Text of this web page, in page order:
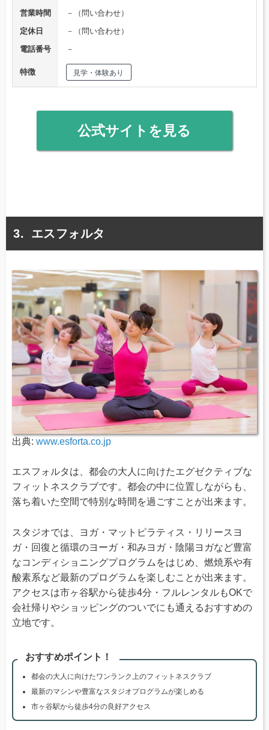
営業時間
－（問い合わせ）
定休日
－（問い合わせ）
電話番号
－
特徴 見学・体験あり
公式サイトを見る
エスフォルタ
出典: www.esforta.co.jp
エスフォルタは、都会の大人に向けたエグゼクティブな
フィットネスクラブです。都会の中に位置しながらも、
落ち着いた空間で特別な時間を過ごすことが出来ます。
スタジオでは、ヨガ・マットピラティス・リリースヨ
ガ・回復と循環のヨーガ・和みヨガ・陰陽ヨガなど豊富
なコンディショニングプログラムをはじめ、燃焼系や有
酸素系など最新のプログラムを楽しむことが出来ます。
アクセスは市ヶ谷駅から徒歩4分・フルレンタルもOKで
会社帰りやショッピングのついでにも通えるおすすめの
立地です。
おすすめポイント！
都会の大人に向けたワンランク上のフィットネスクラブ
最新のマシンや豊富なスタジオプログラムが楽しめる
市ヶ谷駅から徒歩4分の良好アクセス